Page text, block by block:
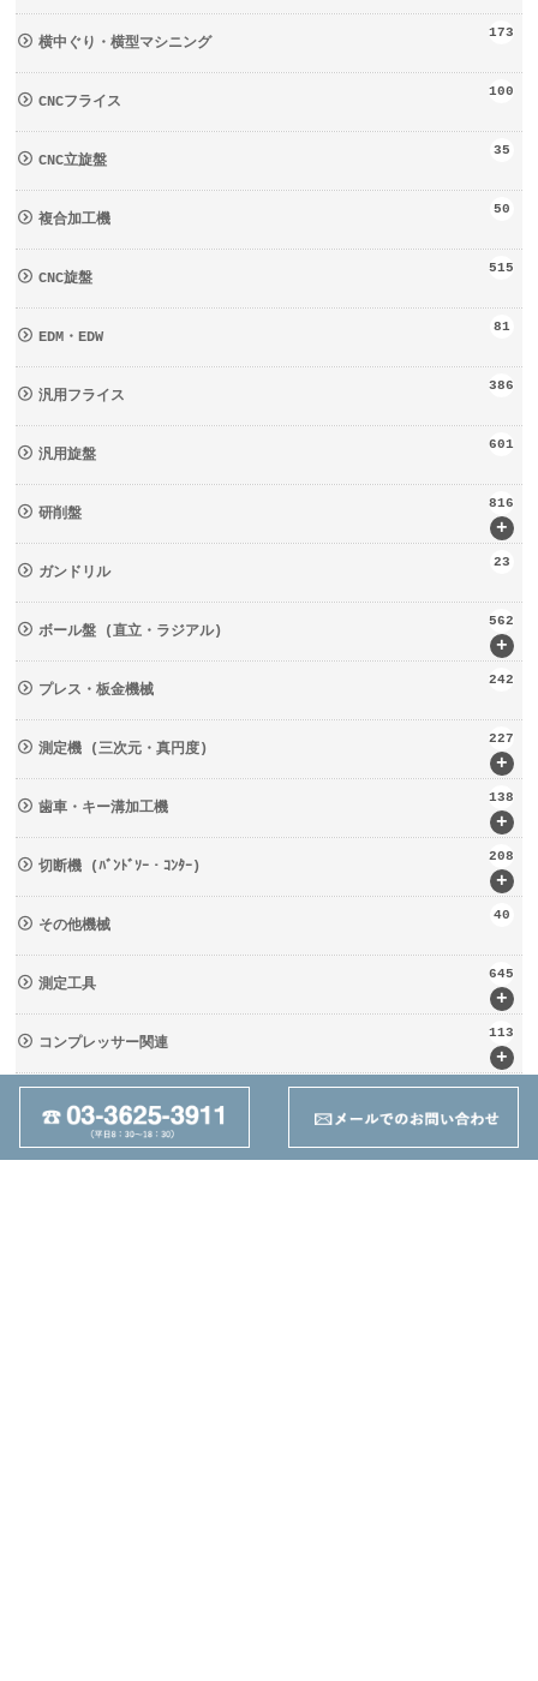
横中ぐり・横型マシニング
173
CNCフライス
100
CNC立旋盤
35
複合加工機
50
CNC旋盤
515
EDM・EDW
81
汎用フライス
386
汎用旋盤
601
+
研削盤
816
ガンドリル
23
+
ボール盤 (直立・ラジアル)
562
プレス・板金機械
242
+
測定機 (三次元・真円度)
227
+
歯車・キー溝加工機
138
+
切断機 (ﾊﾞﾝﾄﾞｿｰ・ｺﾝﾀｰ)
208
その他機械
40
+
測定工具
645
+
コンプレッサー関連
113
+
輸送・荷役機械 (ﾘﾌﾀｰ・台車)
133
周辺工具(定盤・バイス)
237